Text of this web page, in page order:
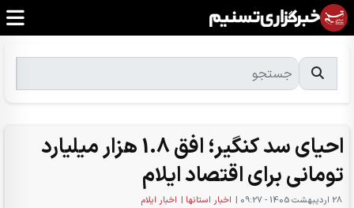
احیای سد کنگیر؛ افق 1.8 هزار میلیارد
تومانی برای اقتصاد ایلام
28 ارديبهشت 1405 - 09:27 | اخبار استانها | اخبار ایلام